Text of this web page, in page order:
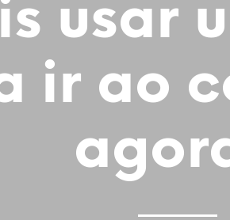
usar
ir ao